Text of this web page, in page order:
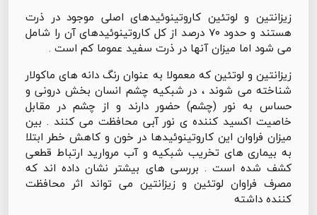
زیزانتین و لوتئین کاروتینوئیدهای اصلی موجود در ذرت
هستند و حدود ۷۰ درصد از کل کاروتینوئیدهای آن را شامل
می شود اما میزان آنها در ذرت سفید عموما کم است .
زیزانتین و لوتئین که معمولا به عنوان رنگ دانه های ماکولار
شناخته می شوند ، در شبکیه چشم انسان بخش درونی و
حساس به نور (چشم) حضور دارند و از چشم در مقابل
خاصیت اکسید کننده ی نور آبی محافظت می کنند . بین
میزان فراوان این کاروتینوئیدها در خون و کاهش خطر ابتلا
به بیماری های تخریب شبکیه و آب مروارید ارتباط قطعی
کشف شده است . بررسی های بیشتر نشان داده اند که
مصرف فراوان لوتئین و زیزانتین می تواند اثر محافظت
کننده داشته